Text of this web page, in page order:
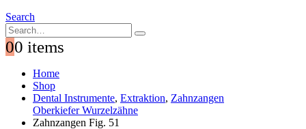
Search
00 items
Home
Shop
Dental Instrumente, Extraktion, Zahnzangen
Oberkiefer Wurzelzähne
Zahnzangen Fig. 51